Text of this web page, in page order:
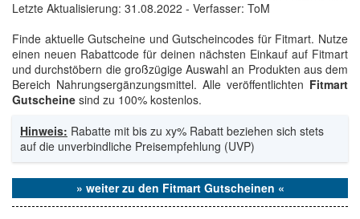
Letzte Aktualisierung: 31.08.2022 - Verfasser: ToM
Finde aktuelle Gutscheine und Gutscheincodes für Fitmart. Nutze
einen neuen Rabattcode für deinen nächsten Einkauf auf Fitmart
und durchstöbern die großzügige Auswahl an Produkten aus dem
Bereich Nahrungsergänzungsmittel. Alle veröffentlichten Fitmart
Gutscheine sind zu 100% kostenlos.
Hinweis: Rabatte mit bis zu xy% Rabatt beziehen sich stets
auf die unverbindliche Preisempfehlung (UVP)
» weiter zu den Fitmart Gutscheinen «